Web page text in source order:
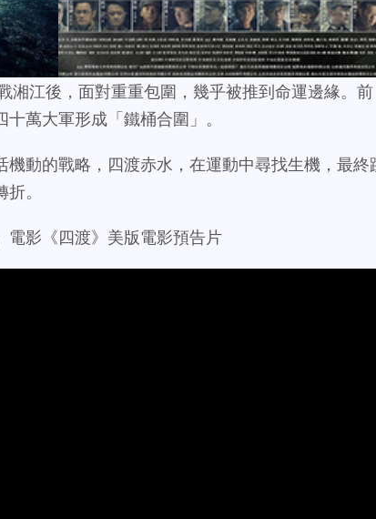
湘江後，面對重重包圍，幾乎被推到命運邊緣。前
萬大軍形成「鐵桶合圍」。
動的戰略，四渡赤水，在運動中尋找生機，最終
。
電影《四渡》美版電影預告片